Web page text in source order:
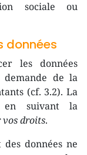
sociale ou
données
les données
demande de la
(cf. 3.2). La
en suivant la
vos droits.
données ne